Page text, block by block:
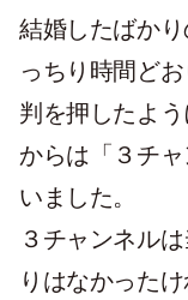
結婚したばか
っちり時間どお
判を押したよ
からは「３チ
いました。
３チャンネル
りはなかった